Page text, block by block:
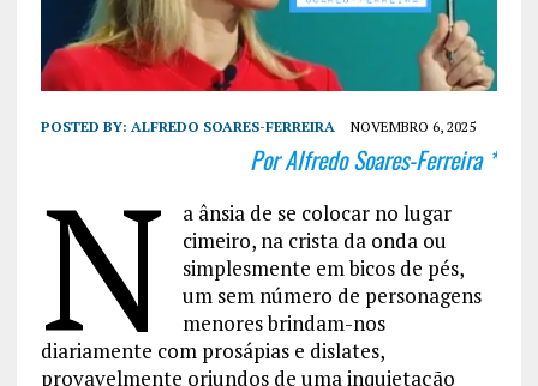
POSTED BY: ALFREDO SOARES-FERREIRA NOVEMBRO 6, 2025
Por Alfredo Soares-Ferreira *
N
a ânsia de se colocar no lugar
cimeiro, na crista da onda ou
simplesmente em bicos de pés,
um sem número de personagens
menores brindam-nos
diariamente com prosápias e dislates,
provavelmente oriundos de uma inquietação